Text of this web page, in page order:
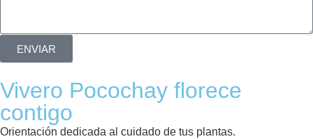
ENVIAR
Vivero Pocochay florece
contigo
Orientación dedicada al cuidado de tus plantas.